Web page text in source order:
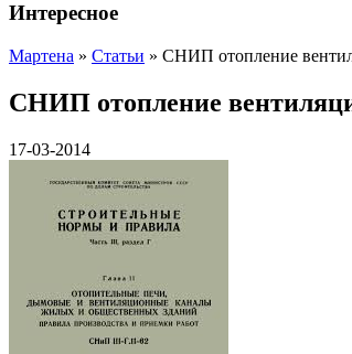
Интересное
Мартена » Статьи » СНИП отопление
СНИП отопление
17-03-2014